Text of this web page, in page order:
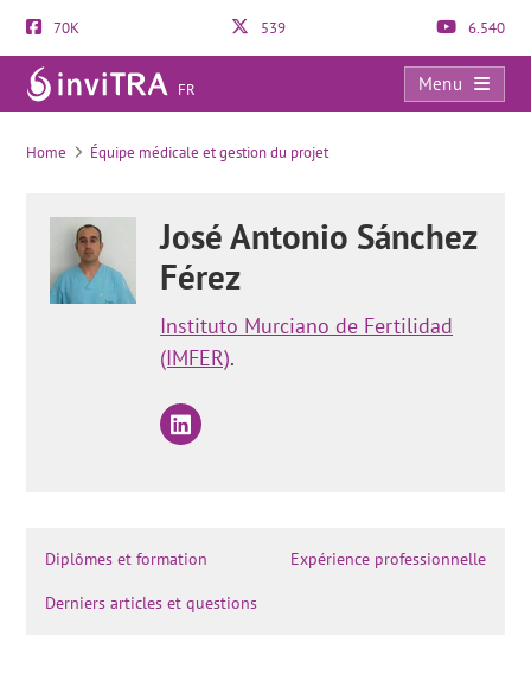
70K 539 6.540
FR
Menu
Tératospermie ou tératozoospermie: définition et traitement
Home Équipe médicale et gestion du projet
José Antonio Sánchez
Férez
Instituto Murciano de Fertilidad
(IMFER).
Diplômes et formation Expérience professionnelle
Derniers articles et questions